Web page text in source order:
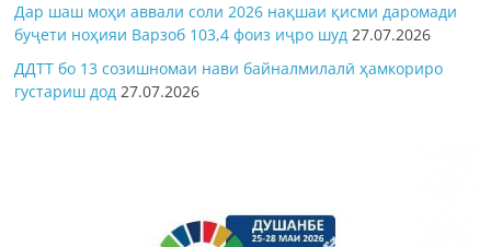
Дар шаш моҳи аввали соли 2026 нақшаи қисми даромади
буҷети ноҳияи Варзоб 103,4 фоиз иҷро шуд 27.07.2026
ДДТТ бо 13 созишномаи нави байналмилалӣ ҳамкориро
густариш дод 27.07.2026